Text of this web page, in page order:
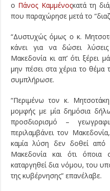
ο Πάνος Καμμένοςκατά τη
που παραχώρησε μετά το
“Δυστυχώς όμως ο κ.
κάνει για να δώσει
Μακεδονία κι απ’ ότι ξέρει
μην πέσει στα χέρια το
συμπλήρωσε.
“Περιμένω τον κ.
μομφής με μία δημόσια
προσδιορισμό –
περιλαμβάνει τον
καμία λύση δεν δοθεί
Μακεδονία και ότι όποια
καταργηθεί δια νόμου, του
της κυβέρνησης” επανέλαβε.